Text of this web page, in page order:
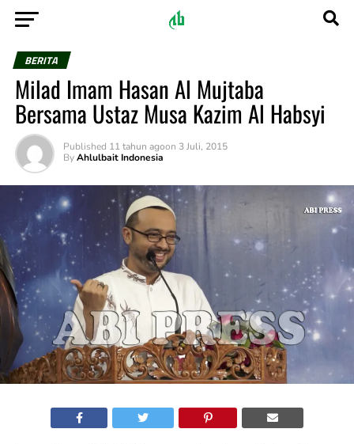
BERITA
Milad Imam Hasan Al Mujtaba
Bersama Ustaz Musa Kazim Al Habsyi
Published 11 tahun agoon 3 Juli, 2015
By Ahlulbait Indonesia